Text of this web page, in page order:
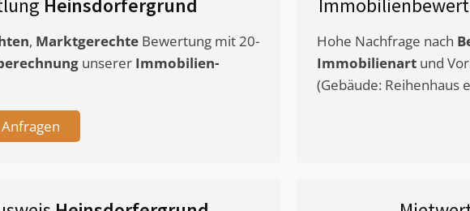
Heinsdorfergrund
, Marktgerechte Bewertung mit 20-
unserer Immobilien-
Anfragen
Hohe Nachfrage nach
Immobilienart und
(Gebäude: Reihenhaus